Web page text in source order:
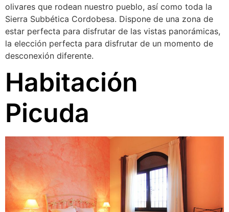
olivares que rodean nuestro pueblo, así como toda la
Sierra Subbética Cordobesa. Dispone de una zona de
estar perfecta para disfrutar de las vistas panorámicas,
la elección perfecta para disfrutar de un momento de
desconexión diferente.
Habitación
Picuda